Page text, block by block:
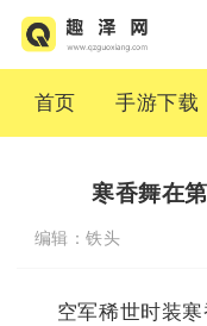
首页 手游下载
寒香舞在
编辑：铁头
空军稀世时装